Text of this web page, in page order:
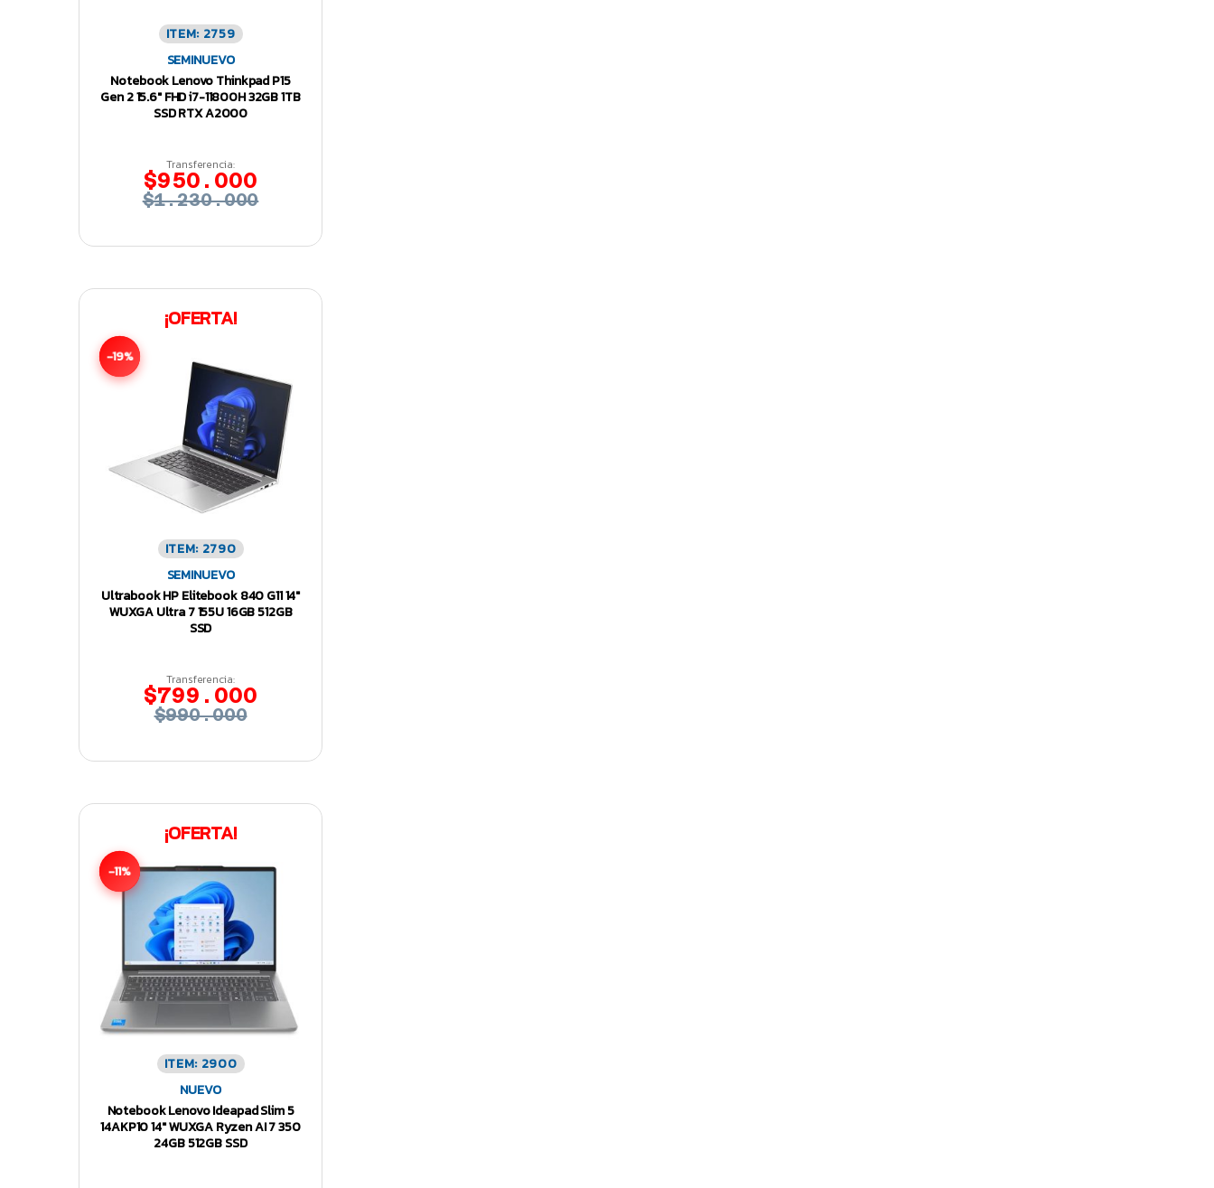
ITEM: 2759
SEMINUEVO
Notebook Lenovo Thinkpad P15
Gen 2 15.6″ FHD i7-11800H 32GB 1TB
SSD RTX A2000
Transferencia:
$950.000
$1.230.000
¡OFERTA!
-19%
ITEM: 2790
SEMINUEVO
Ultrabook HP Elitebook 840 G11 14″
WUXGA Ultra 7 155U 16GB 512GB
SSD
Transferencia:
$799.000
$990.000
¡OFERTA!
-11%
ITEM: 2900
NUEVO
Notebook Lenovo Ideapad Slim 5
14AKP10 14″ WUXGA Ryzen AI 7 350
24GB 512GB SSD